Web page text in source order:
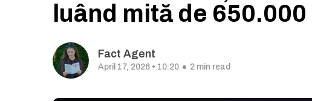
luând mită de 650.000
Fact Agent
April 17, 2026 • 10:20 2 min read